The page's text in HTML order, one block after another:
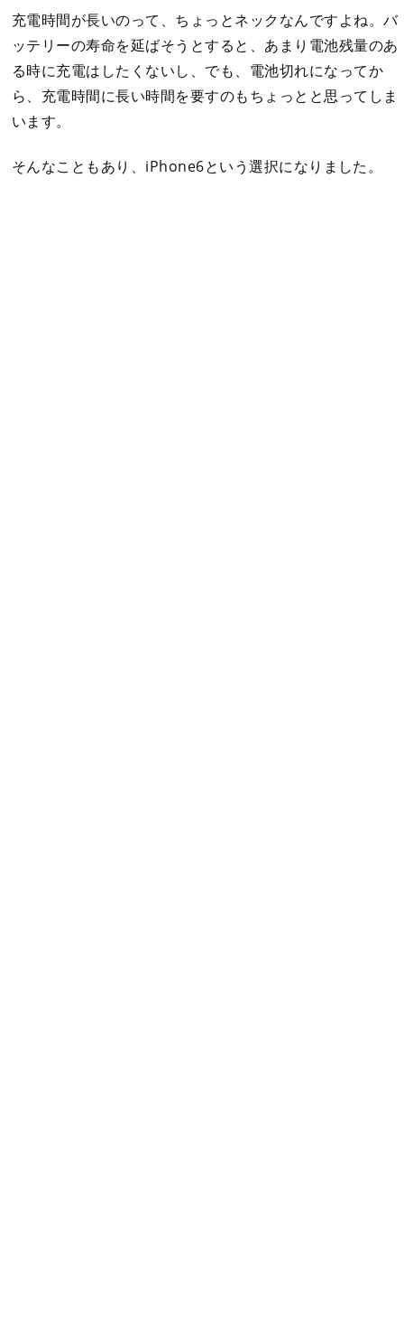
充電時間が長いのって、ちょっとネックなんですよね。バ
ッテリーの寿命を延ばそうとすると、あまり電池残量のあ
る時に充電はしたくないし、でも、電池切れになってか
ら、充電時間に長い時間を要すのもちょっとと思ってしま
います。
そんなこともあり、iPhone6という選択になりました。